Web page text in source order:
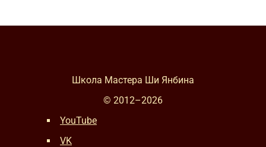
Школа Мастера Ши Янбина
© 2012–2026
YouTube
VK